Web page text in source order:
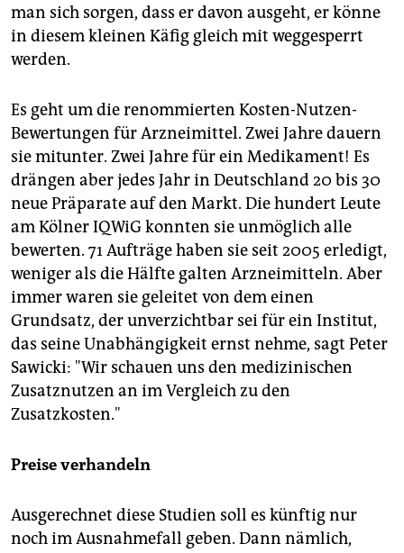
man sich sorgen, dass er davon ausgeht, er könne
in diesem kleinen Käfig gleich mit weggesperrt
werden.
Es geht um die renommierten Kosten-Nutzen-
Bewertungen für Arzneimittel. Zwei Jahre dauern
sie mitunter. Zwei Jahre für ein Medikament! Es
drängen aber jedes Jahr in Deutschland 20 bis 30
neue Präparate auf den Markt. Die hundert Leute
am Kölner IQWiG konnten sie unmöglich alle
bewerten. 71 Aufträge haben sie seit 2005 erledigt,
weniger als die Hälfte galten Arzneimitteln. Aber
immer waren sie geleitet von dem einen
Grundsatz, der unverzichtbar sei für ein Institut,
das seine Unabhängigkeit ernst nehme, sagt Peter
Sawicki: "Wir schauen uns den medizinischen
Zusatznutzen an im Vergleich zu den
Zusatzkosten."
Preise verhandeln
Ausgerechnet diese Studien soll es künftig nur
noch im Ausnahmefall geben. Dann nämlich,